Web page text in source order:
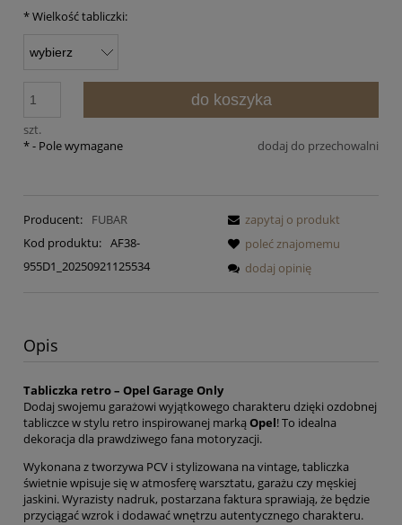
*Wielkość tabliczki:
szt.
do koszyka
dodaj do przechowalni
*- Pole wymagane
Producent:
FUBAR
Kod produktu: AF38-
955D1_20250921125534
zapytaj o produkt
poleć znajomemu
dodaj opinię
Opis
Tabliczka retro – Opel Garage Only
Dodaj swojemu garażowi wyjątkowego charakteru dzięki ozdobnej
tabliczce w stylu retro inspirowanej marką Opel! To idealna
dekoracja dla prawdziwego fana motoryzacji.
Wykonana z tworzywa PCV i stylizowana na vintage, tabliczka
świetnie wpisuje się w atmosferę warsztatu, garażu czy męskiej
jaskini. Wyrazisty nadruk, postarzana faktura sprawiają, że będzie
przyciągać wzrok i dodawać wnętrzu autentycznego charakteru.